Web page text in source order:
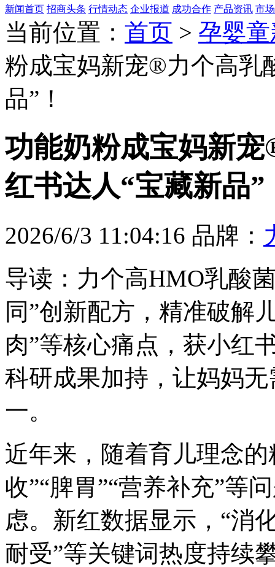
新闻首页 招商头条 行情动态 企业报道 成功合作 产品资讯 市
当前位置： 首页 > 孕婴
粉成宝妈新宠®力个高乳
品”！
功能奶粉成宝妈新
红书达人“宝藏新品”
2026/6/3 11:04:16 品牌：
导读：力个高HMO乳酸
同”创新配方，精准破解
肉”等核心痛点，获小红
科研成果加持，让妈妈无
一。
近年来，随着育儿理念
收”“脾胃”“营养补充”等
虑。新红数据显示，“消
耐受”等关键词热度持续